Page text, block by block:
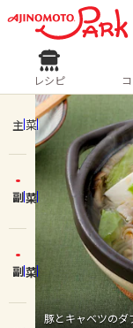
ロ
ログ
ホーム
コンテ
レシピ
レシピ
人気の食材
きゅうり
ピーマン
レシピ
主菜
副菜
副菜
豚とキャベツのダ